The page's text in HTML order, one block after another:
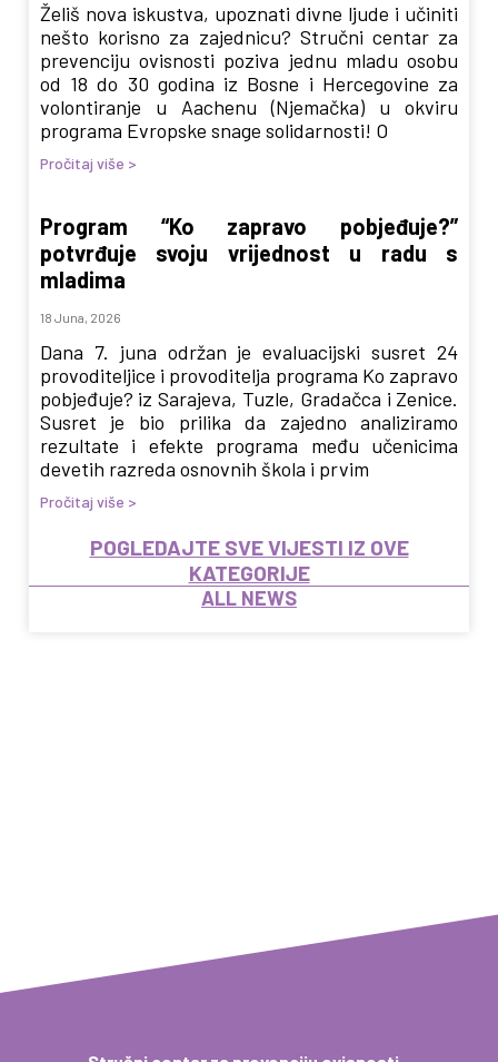
Želiš nova iskustva, upoznati divne ljude i učiniti
nešto korisno za zajednicu? Stručni centar za
prevenciju ovisnosti poziva jednu mladu osobu
od 18 do 30 godina iz Bosne i Hercegovine za
volontiranje u Aachenu (Njemačka) u okviru
programa Evropske snage solidarnosti! O
Pročitaj više >
Program “Ko zapravo pobjeđuje?”
potvrđuje svoju vrijednost u radu s
mladima
18 Juna, 2026
Dana 7. juna održan je evaluacijski susret 24
provoditeljice i provoditelja programa Ko zapravo
pobjeđuje? iz Sarajeva, Tuzle, Gradačca i Zenice.
Susret je bio prilika da zajedno analiziramo
rezultate i efekte programa među učenicima
devetih razreda osnovnih škola i prvim
Pročitaj više >
POGLEDAJTE SVE VIJESTI IZ OVE
KATEGORIJE
ALL NEWS